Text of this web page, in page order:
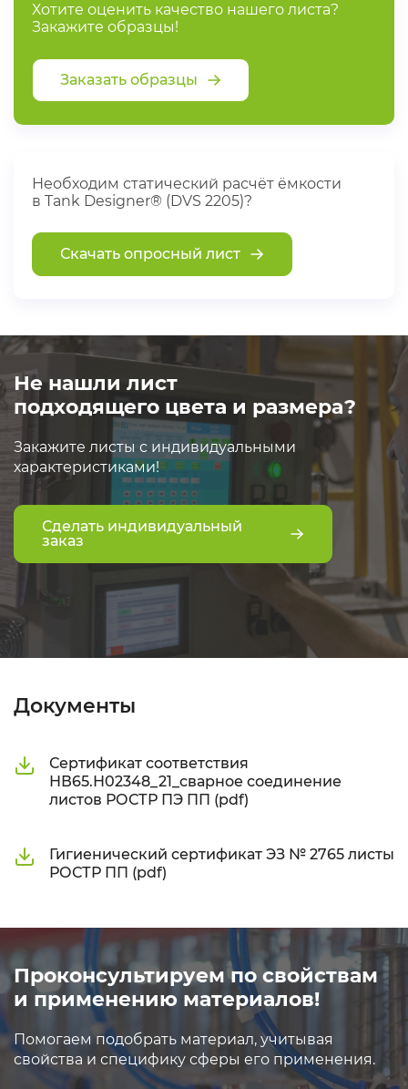
Хотите оценить качество нашего листа?
Закажите образцы!
Заказать образцы
Необходим статический расчёт ёмкости
в Tank Designer® (DVS 2205)?
Скачать опросный лист
Не нашли лист
подходящего цвета и размера?
Закажите листы с индивидуальными
характеристиками!
Сделать индивидуальный
заказ
Документы
Сертификат соответствия
НВ65.Н02348_21_сварное соединение
листов РОСТР ПЭ ПП (pdf)
Гигиенический сертификат ЭЗ № 2765 листы
РОСТР ПП (pdf)
Проконсультируем по свойствам
и применению материалов!
Помогаем подобрать материал, учитывая
свойства и специфику сферы его применения.